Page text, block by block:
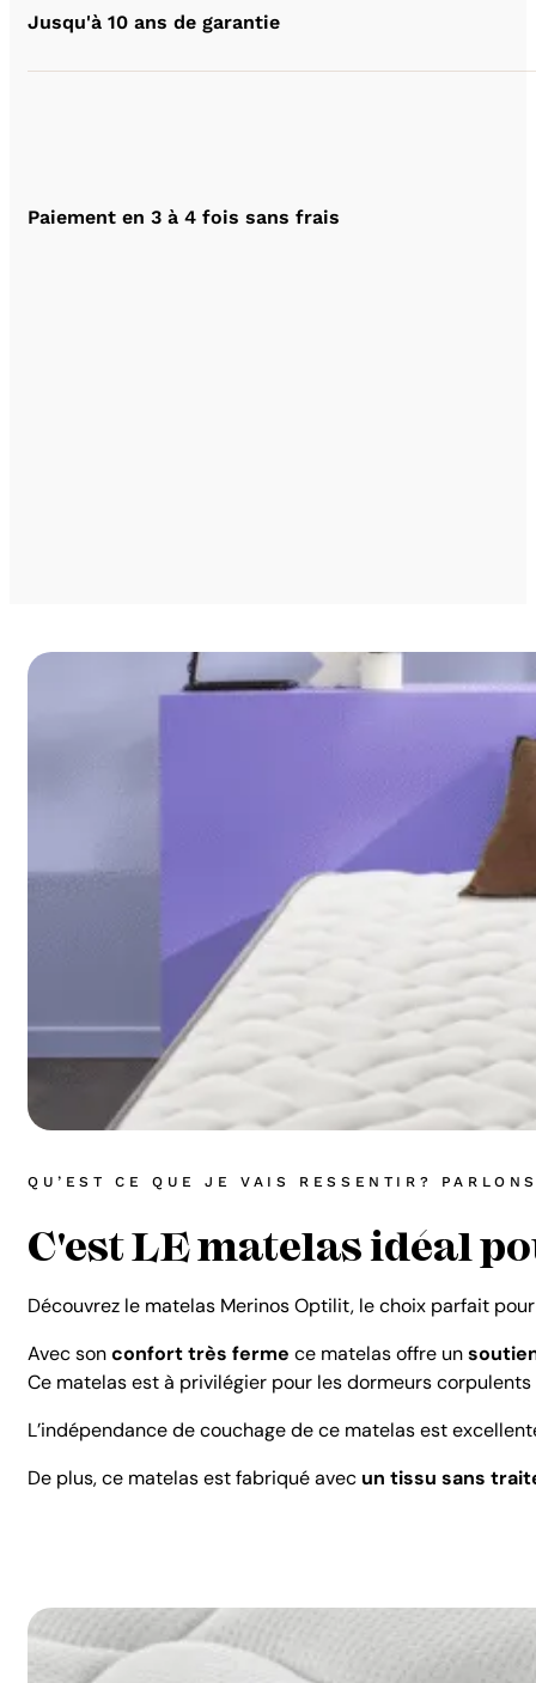
Jusqu'à 10 ans de garantie
Paiement en 3 à 4 fois sans frais
QU’EST CE QUE JE VAIS RESSENTIR?
C'est LE matelas idéal
Découvrez le matelas Merinos Optilit, le choix parfait
Avec sonconfort très ferme ce matelas offre un
Ce matelas est à privilégier pour les dormeurs
L’indépendance de couchage de ce matelas est
De plus, ce matelas est fabriqué avec un tissu sans